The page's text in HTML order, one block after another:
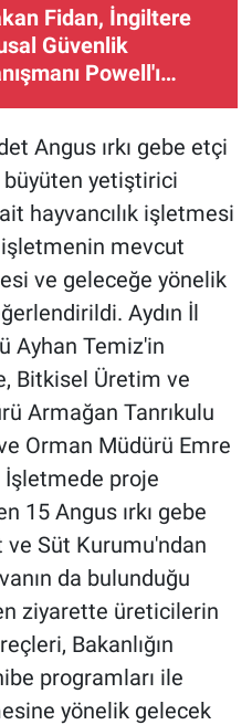
Fidan, İngiltere
Güvenlik
Powell'ı
Angus ırkı gebe etçi
yetiştirici
hayvancılık işletmesi
mevcut
ve geleceğe yönelik
Aydın İl
Ayhan Temiz'in
Bitkisel Üretim ve
Armağan Tanrıkulu
Orman Müdürü Emre
İşletmede proje
15 Angus ırkı gebe
ve Süt Kurumu'ndan
da bulunduğu
ziyarette üreticilerin
Bakanlığın
programları ile
yönelik gelecek